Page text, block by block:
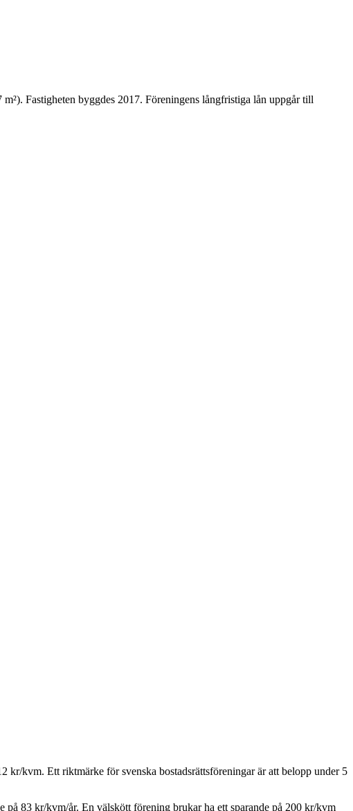
m²). Fastigheten byggdes 2017. Föreningens långfristiga lån uppgår till
kr/kvm. Ett riktmärke för svenska bostadsrättsföreningar är att belopp under 5
på 83 kr/kvm/år. En välskött förening brukar ha ett sparande på 200 kr/kvm